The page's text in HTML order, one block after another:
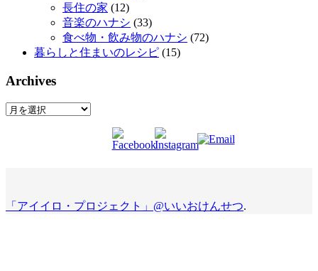
長住の家 (12)
音楽のハナシ (33)
食べ物・飲み物のハナシ (72)
暮らしと住まいのレシピ (15)
Archives
Archives
「アイイロ・プロジェクト」@いいおけんせつ.